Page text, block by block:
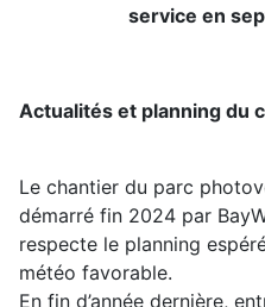
service en
Actualités et planning du
Le chantier du parc
démarré fin 2024 par
respecte le planning
météo favorable.
En fin d’année dernière,